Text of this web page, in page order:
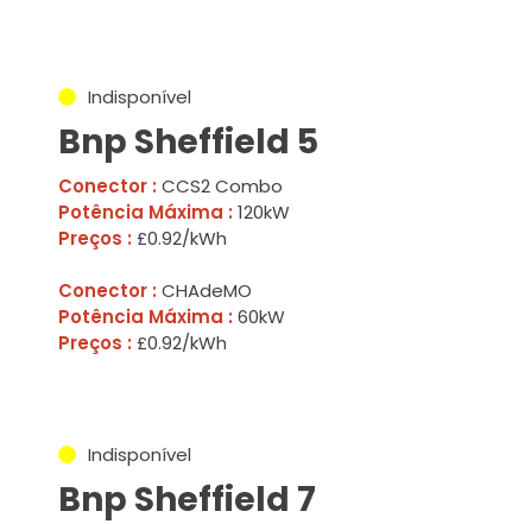
Indisponível
Bnp Sheffield 5
Conector : CCS2 Combo
Potência Máxima : 120kW
Preços : £0.92/kWh
Conector : CHAdeMO
Potência Máxima : 60kW
Preços : £0.92/kWh
Indisponível
Bnp Sheffield 7